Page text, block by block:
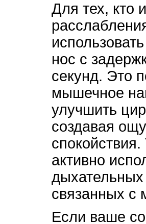
Для тех, кто
нос с
секунд. Это
мышечное
улучшить
создавая
активно
дыхательных
связанных с
Если ваше